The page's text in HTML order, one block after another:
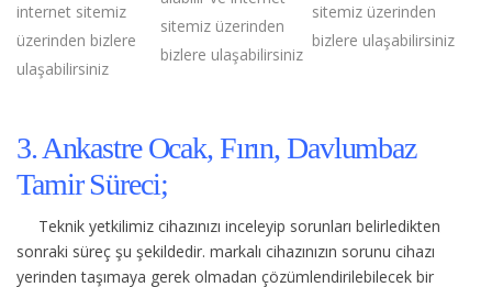
internet sitemiz
üzerinden bizlere
ulaşabilirsiniz
sitemiz üzerinden
bizlere ulaşabilirsiniz
sitemiz üzerinden
bizlere ulaşabilirsiniz
3. Ankastre Ocak, Fırın, Davlumbaz
Tamir Süreci;
Teknik yetkilimiz cihazınızı inceleyip sorunları belirledikten
sonraki süreç şu şekildedir. markalı cihazınızın sorunu cihazı
yerinden taşımaya gerek olmadan çözümlendirilebilecek bir